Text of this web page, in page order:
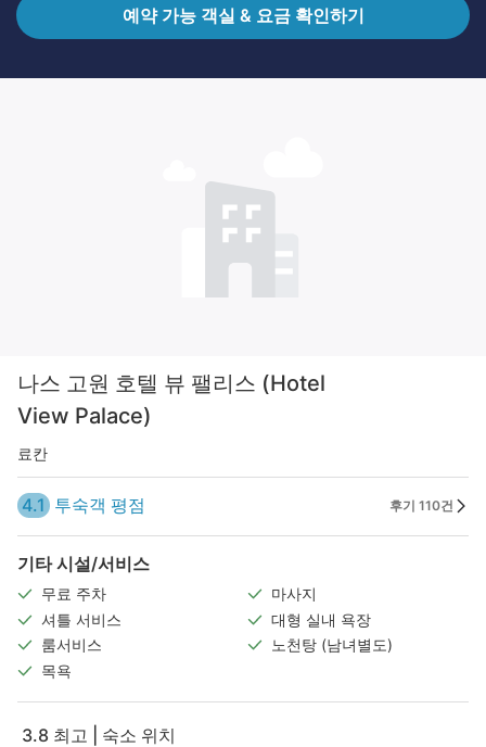
예약 가능 객실 & 요금 확인하기
나스 고원 호텔 뷰 팰리스 (Hotel
View Palace)
료칸
4.1 투숙객 평점 후기 110건
기타 시설/서비스
무료 주차
마사지
셔틀 서비스
대형 실내 욕장
룸서비스
노천탕 (남녀별도)
목욕
3.8 최고 | 숙소 위치